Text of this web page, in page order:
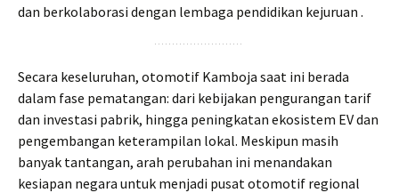
dan berkolaborasi dengan lembaga pendidikan kejuruan .
Secara keseluruhan, otomotif Kamboja saat ini berada
dalam fase pematangan: dari kebijakan pengurangan tarif
dan investasi pabrik, hingga peningkatan ekosistem EV dan
pengembangan keterampilan lokal. Meskipun masih
banyak tantangan, arah perubahan ini menandakan
kesiapan negara untuk menjadi pusat otomotif regional